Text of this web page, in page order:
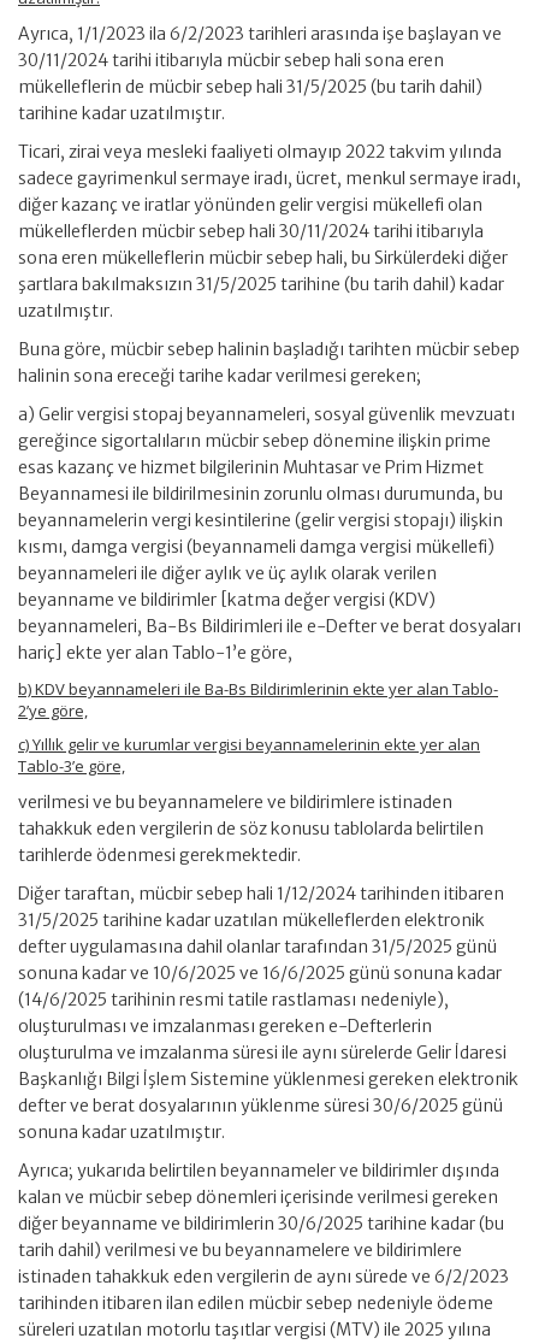
Ayrıca, 1/1/2023 ila 6/2/2023 tarihleri arasında işe başlayan ve
30/11/2024 tarihi itibarıyla mücbir sebep hali sona eren
mükelleflerin de mücbir sebep hali 31/5/2025 (bu tarih dahil)
tarihine kadar uzatılmıştır.
Ticari, zirai veya mesleki faaliyeti olmayıp 2022 takvim yılında
sadece gayrimenkul sermaye iradı, ücret, menkul sermaye iradı,
diğer kazanç ve iratlar yönünden gelir vergisi mükellefi olan
mükelleflerden mücbir sebep hali 30/11/2024 tarihi itibarıyla
sona eren mükelleflerin mücbir sebep hali, bu Sirkülerdeki diğer
şartlara bakılmaksızın 31/5/2025 tarihine (bu tarih dahil) kadar
uzatılmıştır.
Buna göre, mücbir sebep halinin başladığı tarihten mücbir sebep
halinin sona ereceği tarihe kadar verilmesi gereken;
a) Gelir vergisi stopaj beyannameleri, sosyal güvenlik mevzuatı
gereğince sigortalıların mücbir sebep dönemine ilişkin prime
esas kazanç ve hizmet bilgilerinin Muhtasar ve Prim Hizmet
Beyannamesi ile bildirilmesinin zorunlu olması durumunda, bu
beyannamelerin vergi kesintilerine (gelir vergisi stopajı) ilişkin
kısmı, damga vergisi (beyannameli damga vergisi mükellefi)
beyannameleri ile diğer aylık ve üç aylık olarak verilen
beyanname ve bildirimler [katma değer vergisi (KDV)
beyannameleri, Ba-Bs Bildirimleri ile e-Defter ve berat dosyaları
hariç] ekte yer alan Tablo-1’e göre,
b) KDV beyannameleri ile Ba-Bs Bildirimlerinin ekte yer alan Tablo-
2’ye göre,
c) Yıllık gelir ve kurumlar vergisi beyannamelerinin ekte yer alan
Tablo-3’e göre,
verilmesi ve bu beyannamelere ve bildirimlere istinaden
tahakkuk eden vergilerin de söz konusu tablolarda belirtilen
tarihlerde ödenmesi gerekmektedir.
Diğer taraftan, mücbir sebep hali 1/12/2024 tarihinden itibaren
31/5/2025 tarihine kadar uzatılan mükelleflerden elektronik
defter uygulamasına dahil olanlar tarafından 31/5/2025 günü
sonuna kadar ve 10/6/2025 ve 16/6/2025 günü sonuna kadar
(14/6/2025 tarihinin resmi tatile rastlaması nedeniyle),
oluşturulması ve imzalanması gereken e-Defterlerin
oluşturulma ve imzalanma süresi ile aynı sürelerde Gelir İdaresi
Başkanlığı Bilgi İşlem Sistemine yüklenmesi gereken elektronik
defter ve berat dosyalarının yüklenme süresi 30/6/2025 günü
sonuna kadar uzatılmıştır.
Ayrıca; yukarıda belirtilen beyannameler ve bildirimler dışında
kalan ve mücbir sebep dönemleri içerisinde verilmesi gereken
diğer beyanname ve bildirimlerin 30/6/2025 tarihine kadar (bu
tarih dahil) verilmesi ve bu beyannamelere ve bildirimlere
istinaden tahakkuk eden vergilerin de aynı sürede ve 6/2/2023
tarihinden itibaren ilan edilen mücbir sebep nedeniyle ödeme
süreleri uzatılan motorlu taşıtlar vergisi (MTV) ile 2025 yılına